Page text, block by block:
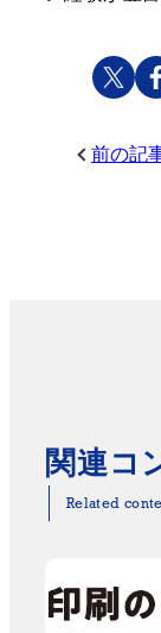
前の記
関連コ
Related